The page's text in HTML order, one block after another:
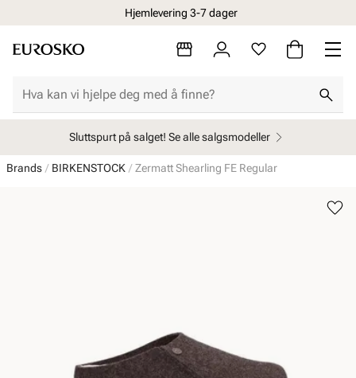
Hjemlevering 3-7 dager
Sluttspurt på salget! Se alle salgsmodeller
Brands BIRKENSTOCK Zermatt Shearling FE Regular